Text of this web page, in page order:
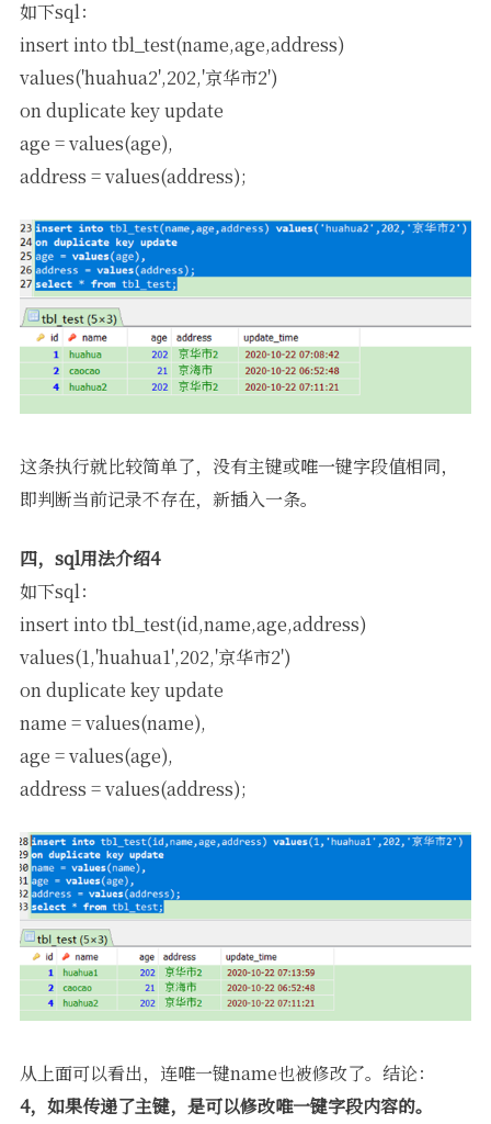
如下sql：
insert into tbl_test(name,age,address)
values('huahua2',202,'京华市2')
on duplicate key update
age = values(age),
address = values(address);
这条执行就比较简单了，没有主键或唯一键字段值相同，
即判断当前记录不存在，新插入一条。
四，sql用法介绍4
如下sql：
insert into tbl_test(id,name,age,address)
values(1,'huahua1',202,'京华市2')
on duplicate key update
name = values(name),
age = values(age),
address = values(address);
从上面可以看出，连唯一键name也被修改了。结论：
4，如果传递了主键，是可以修改唯一键字段内容的。